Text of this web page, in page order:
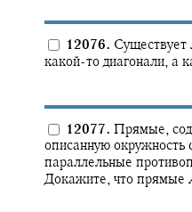
12076. Существует
какой-то диагонали, а
12077. Прямые,
описанную окружность
параллельные
Докажите, что прямые